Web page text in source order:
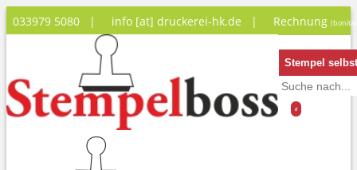
033979 5080 | info [at] druckerei-hk.de | Rechnung
Stempel
0